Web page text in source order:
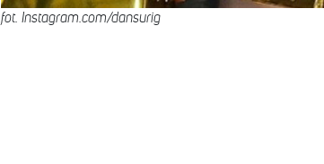
fot. Instagram.com/dansurig